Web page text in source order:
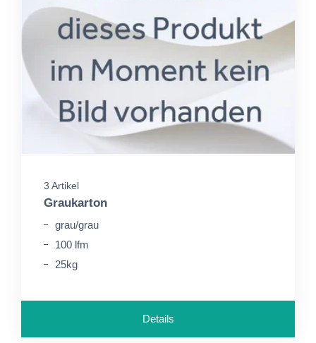
3 Artikel
Graukarton
grau/grau
100 lfm
25kg
Details